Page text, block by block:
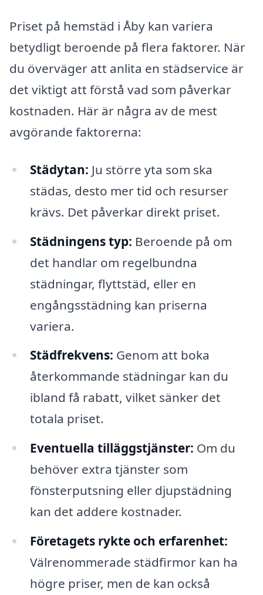
Priset på hemstäd i Åby kan variera
betydligt beroende på flera faktorer. När
du överväger att anlita en städservice är
det viktigt att förstå vad som påverkar
kostnaden. Här är några av de mest
avgörande faktorerna:
Städytan: Ju större yta som ska
städas, desto mer tid och resurser
krävs. Det påverkar direkt priset.
Städningens typ: Beroende på om
det handlar om regelbundna
städningar, flyttstäd, eller en
engångsstädning kan priserna
variera.
Städfrekvens: Genom att boka
återkommande städningar kan du
ibland få rabatt, vilket sänker det
totala priset.
Eventuella tilläggstjänster: Om du
behöver extra tjänster som
fönsterputsning eller djupstädning
kan det addere kostnader.
Företagets rykte och erfarenhet:
Välrenommerade städfirmor kan ha
högre priser, men de kan också